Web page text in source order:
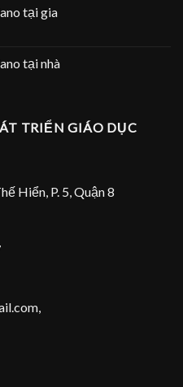
tại gia
tại nhà
TRIỂN GIÁO DỤC
Hiển, P. 5, Quận 8